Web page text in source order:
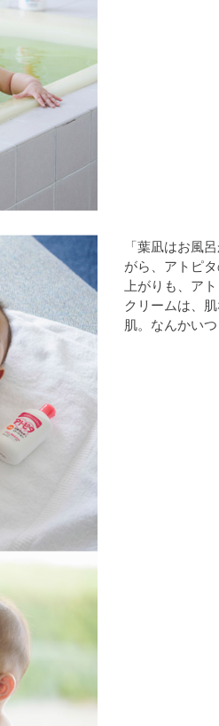
「葉凪はお風
がら、アトピ
上がりも、ア
クリームは、
肌。なんかい